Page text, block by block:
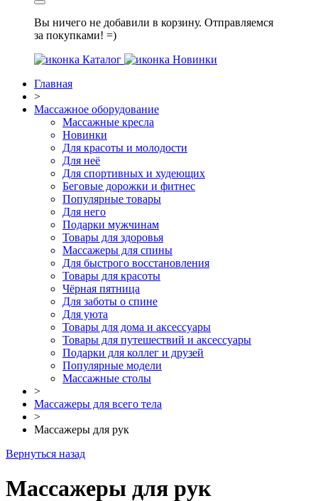
Вы ничего не добавили в корзину. Отправляемся
за покупками! =)
Каталог
Новинки
Главная
>
Массажное оборудование
Массажные кресла
Новинки
Для красоты и молодости
Для неё
Для спортивных и худеющих
Беговые дорожки и фитнес
Популярные товары
Для него
Подарки мужчинам
Товары для здоровья
Массажеры для спины
Для быстрого восстановления
Товары для красоты
Чёрная пятница
Для заботы о спине
Для уюта
Товары для дома и аксессуары
Товары для путешествий и аксессуары
Подарки для коллег и друзей
Популярные модели
Массажные столы
>
Массажеры для всего тела
>
Массажеры для рук
Вернуться назад
Массажеры для рук